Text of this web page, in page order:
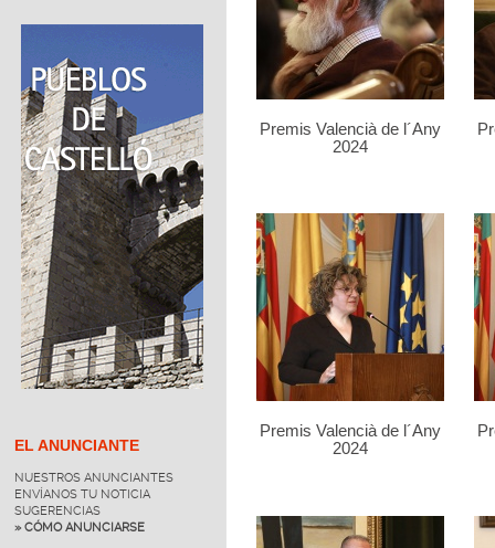
EL ANUNCIANTE
NUESTROS ANUNCIANTES
ENVÍANOS TU NOTICIA
SUGERENCIAS
» CÓMO ANUNCIARSE
Premis Valencià de l´Any
2024
Premis Valencià de l´Any
2024